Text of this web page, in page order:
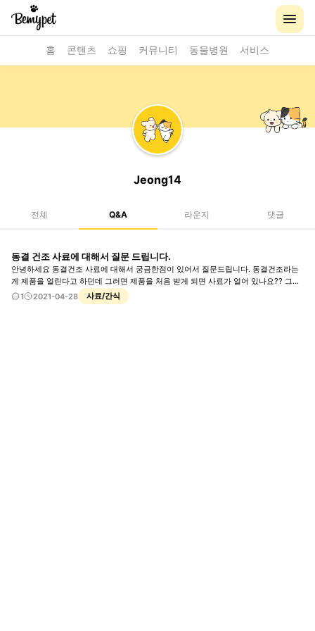
홈 콘텐츠 쇼핑 커뮤니티 동물병원 서비스
Jeong14
전체 Q&A 라운지 댓글
동결 건조 사료에 대해서 질문 드립니다.
안녕하세요 동결건조 사료에 대해서 궁금한점이 있어서 질문드립니다. 동결건조라는
게 제품을 얼린다고 하던데 그러면 제품을 처음 받게 되면 사료가 얼어 있나요?? 그리
고 혹시 동결건조 사료 제품들은 보관 방법이 기존의 건식 사료들과 다르게 해야 하나
1 2021-04-28 사료/간식